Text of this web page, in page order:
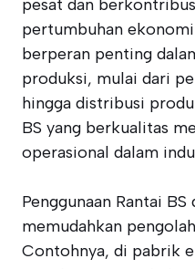
pesat dan
pertumbuhan ekonomi
berperan penting
produksi, mulai dari
hingga distribusi
BS yang berkualitas
operasional dalam
Penggunaan Rantai
memudahkan
Contohnya, di pabrik